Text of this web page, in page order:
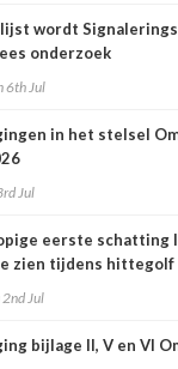
wordt
onderzoek
6th Jul
in het stelsel
Jul
eerste schatting
zien tijdens hittegolf
2nd Jul
bijlage II, V en VI